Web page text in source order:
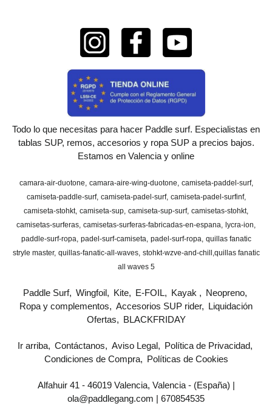
Todo lo que necesitas para hacer Paddle surf. Especialistas en
tablas SUP, remos, accesorios y ropa SUP a precios bajos.
Estamos en Valencia y online
camara-air-duotone camara-aire-wing-duotone camiseta-paddel-surf
camiseta-paddle-surf camiseta-padel-surf camiseta-padel-surfinf
camiseta-stohkt camiseta-sup camiseta-sup-surf camisetas-stohkt
camisetas-surferas camisetas-surferas-fabricadas-en-espana
lycra-ion
paddle-surf-ropa padel-surf-camiseta padel-surf-ropa quillas fanatic
stryle master quillas-fanatic-all-waves stohkt-wzve-and-chill
​quillas fanatic
all waves 5
Paddle Surf Wingfoil Kite E-FOIL Kayak
Neopreno
Ropa y complementos
Accesorios SUP rider
Liquidación
Ofertas
BLACKFRIDAY
Ir arriba Contáctanos Aviso Legal
Política de Privacidad
Condiciones de Compra
Políticas de Cookies
Alfahuir 41 - 46019 Valencia, Valencia - (España) |
ola@paddlegang.com | 670854535